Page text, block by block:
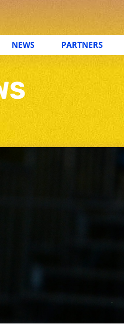
NEWS PARTNERS